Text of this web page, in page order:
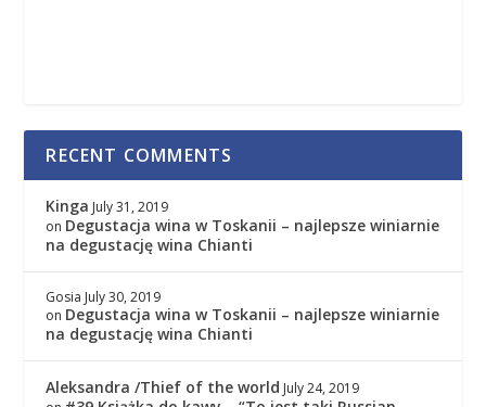
RECENT COMMENTS
Kinga July 31, 2019
on Degustacja wina w Toskanii – najlepsze winiarnie
na degustację wina Chianti
Gosia July 30, 2019
on Degustacja wina w Toskanii – najlepsze winiarnie
na degustację wina Chianti
Aleksandra /Thief of the world July 24, 2019